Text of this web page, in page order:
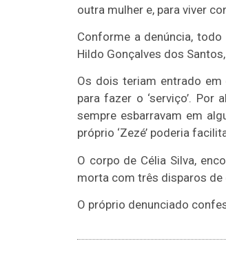
outra mulher e, para viver
Conforme a denúncia,
Hildo Gonçalves dos
Os dois teriam entrado
para fazer o ‘serviço’.
sempre esbarravam em
próprio ‘Zezé’ poderia
O corpo de Célia Silva,
morta com três disparos de
O próprio denunciado